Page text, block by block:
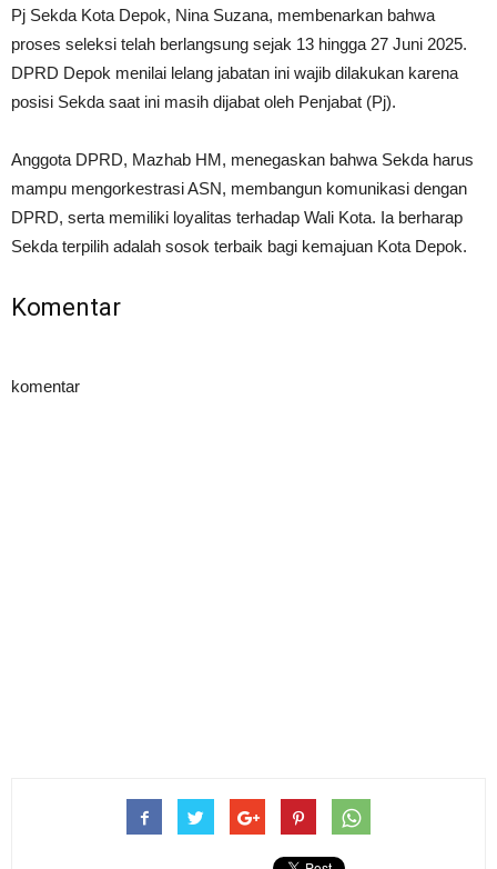
Pj Sekda Kota Depok, Nina Suzana, membenarkan bahwa
proses seleksi telah berlangsung sejak 13 hingga 27 Juni 2025.
DPRD Depok menilai lelang jabatan ini wajib dilakukan karena
posisi Sekda saat ini masih dijabat oleh Penjabat (Pj).
Anggota DPRD, Mazhab HM, menegaskan bahwa Sekda harus
mampu mengorkestrasi ASN, membangun komunikasi dengan
DPRD, serta memiliki loyalitas terhadap Wali Kota. Ia berharap
Sekda terpilih adalah sosok terbaik bagi kemajuan Kota Depok.
Komentar
komentar